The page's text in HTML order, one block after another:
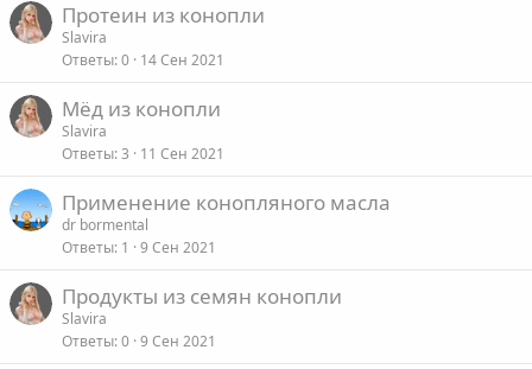
Протеин из конопли
Slavira
Ответы 0 14 Сен 2021
Мёд из конопли
Slavira
Ответы 3 11 Сен 2021
Применение конопляного масла
dr bormental
Ответы 1 9 Сен 2021
Продукты из семян конопли
Slavira
Ответы 0 9 Сен 2021